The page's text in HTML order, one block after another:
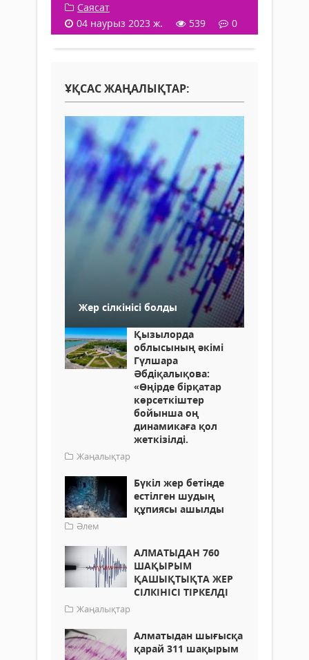
Саясат
04 наурыз 2023 ж.
539 0
ҰҚСАС ЖАҢАЛЫҚТАР:
Жер сілкінісі болды
Қызылорда
облысының әкімі
Гүлшара
Әбдіқалықова:
«Өңірде бірқатар
көрсеткіштер
бойынша оң
динамикаға қол
жеткізілді.
Жаңалықтар
Бүкіл жер бетінде
естілген шудың
құпиясы ашылды
Әлем
АЛМАТЫДАН 760
ШАҚЫРЫМ
ҚАШЫҚТЫҚТА ЖЕР
СІЛКІНІСІ ТІРКЕЛДІ
Жаңалықтар
Алматыдан шығысқа
қарай 311 шақырым